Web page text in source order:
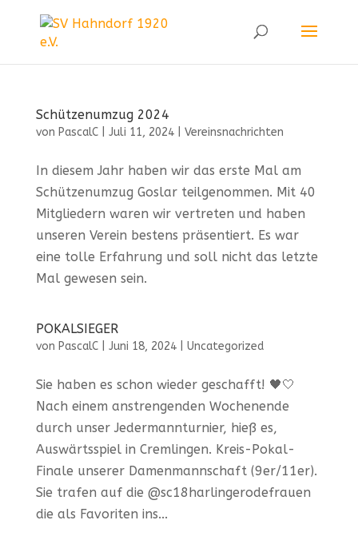
Schützenumzug 2024
von PascalC| Juli 11, 2024| Vereinsnachrichten
In diesem Jahr haben wir das erste Mal am
Schützenumzug Goslar teilgenommen. Mit 40
Mitgliedern waren wir vertreten und haben
unseren Verein bestens präsentiert. Es war
eine tolle Erfahrung und soll nicht das letzte
Mal gewesen sein.
POKALSIEGER
von PascalC| Juni 18, 2024| Uncategorized
Sie haben es schon wieder geschafft! 🖤🤍
Nach einem anstrengenden Wochenende
durch unser Jedermannturnier, hieß es,
Auswärtsspiel in Cremlingen. Kreis-Pokal-
Finale unserer Damenmannschaft (9er/11er).
Sie trafen auf die @sc18harlingerodefrauen
die als Favoriten ins...